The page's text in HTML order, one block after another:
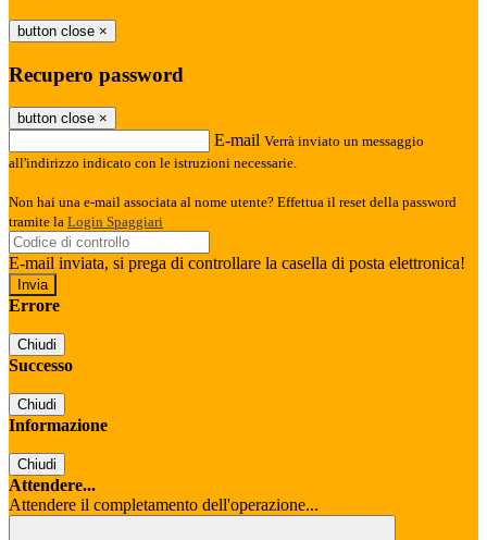
button close ×
Recupero password
button close ×
E-mail Verrà inviato un messaggio
all'indirizzo indicato con le istruzioni necessarie.
Non hai una e-mail associata al nome utente? Effettua il reset della password
tramite la Login Spaggiari
E-mail inviata, si prega di controllare la casella di posta elettronica!
Errore
Chiudi
Successo
Chiudi
Informazione
Chiudi
Attendere...
Attendere il completamento dell'operazione...